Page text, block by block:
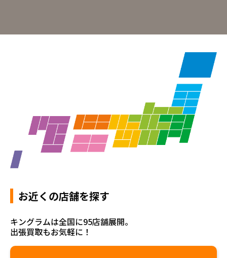
お近くの店舗を探す
キングラムは全国に95店舗展開。
出張買取もお気軽に！